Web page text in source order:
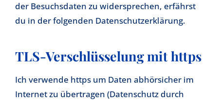
der Besuchsdaten zu widersprechen, erfährst
du in der folgenden Datenschutzerklärung.
TLS-Verschlüsselung mit https
Ich verwende https um Daten abhörsicher im
Internet zu übertragen (Datenschutz durch